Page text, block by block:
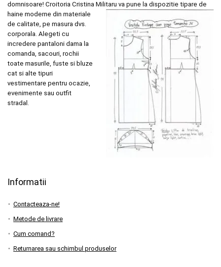
domnisoare! Croitoria Cristina Militaru va pune la dispozitie tipare de
haine moderne din materiale
de calitate, pe masura dvs.
corporala. Alegeti cu
incredere pantaloni dama la
comanda, sacouri, rochii
toate masurile, fuste si bluze
cat si alte tipuri
vestimentare pentru ocazie,
evenimente sau outfit
stradal.
Informatii
Contacteaza-ne!
Metode de livrare
Cum comand?
Returnarea sau schimbul produselor